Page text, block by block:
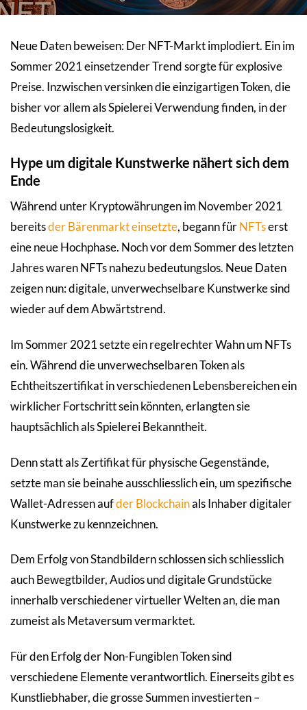
Neue Daten beweisen: Der NFT-Markt implodiert. Ein im
Sommer 2021 einsetzender Trend sorgte für explosive
Preise. Inzwischen versinken die einzigartigen Token, die
bisher vor allem als Spielerei Verwendung finden, in der
Bedeutungslosigkeit.
Hype um digitale Kunstwerke nähert sich dem
Ende
Während unter Kryptowährungen im November 2021
bereitsder Bärenmarkt einsetzte, begann fürNFTserst
eine neue Hochphase. Noch vor dem Sommer des letzten
Jahres waren NFTs nahezu bedeutungslos. Neue Daten
zeigen nun: digitale, unverwechselbare Kunstwerke sind
wieder auf dem Abwärtstrend.
Im Sommer 2021 setzte ein regelrechter Wahn um NFTs
ein. Während die unverwechselbaren Token als
Echtheitszertifikat in verschiedenen Lebensbereichen ein
wirklicher Fortschritt sein könnten, erlangten sie
hauptsächlich als Spielerei Bekanntheit.
Denn statt als Zertifikat für physische Gegenstände,
setzte man sie beinahe ausschliesslich ein, um spezifische
Wallet-Adressen aufder Blockchainals Inhaber digitaler
Kunstwerke zu kennzeichnen.
Dem Erfolg von Standbildern schlossen sich schliesslich
auch Bewegtbilder, Audios und digitale Grundstücke
innerhalb verschiedener virtueller Welten an, die man
zumeist als Metaversum vermarktet.
Für den Erfolg der Non-Fungiblen Token sind
verschiedene Elemente verantwortlich. Einerseits gibt es
Kunstliebhaber, die grosse Summen investierten –